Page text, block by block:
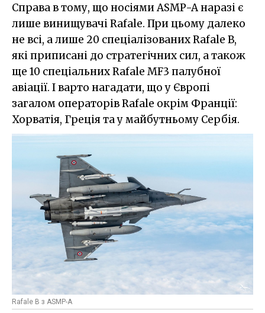
Справа в тому, що носіями ASMP-A наразі є
лише винищувачі Rafale. При цьому далеко
не всі, а лише 20 спеціалізованих Rafale B,
які приписані до стратегічних сил, а також
ще 10 спеціальних Rafale MF3 палубної
авіації. І варто нагадати, що у Європі
загалом операторів Rafale окрім Франції:
Хорватія, Греція та у майбутньому Сербія.
Rafale B з ASMP-A